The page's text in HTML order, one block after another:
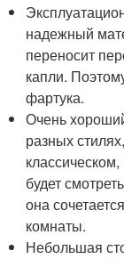
надежный
переносит
капли.
фартука.
Очень
разных
будет
она
комнаты.
Небольшая